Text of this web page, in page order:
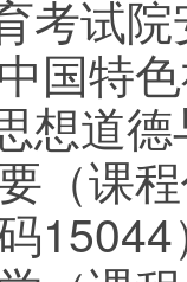
考试
国特
想道
（课